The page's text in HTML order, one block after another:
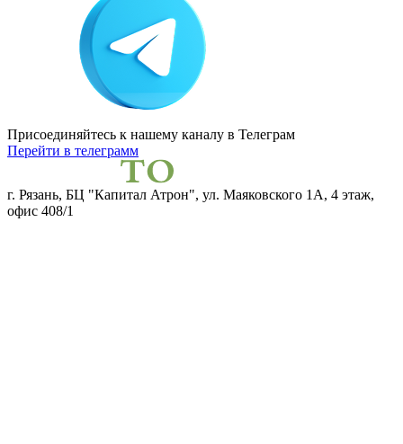
Присоединяйтесь к нашему каналу в Телеграм
Перейти в телеграмм
г. Рязань, БЦ "Капитал Атрон", ул. Маяковского 1А, 4 этаж,
офис 408/1